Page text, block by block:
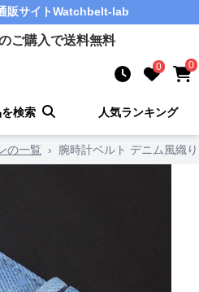
販サイトWatchbelt-lab
ご購入で送料無料
0 0
検索 人気ランキング
の一覧 › 腕時計ベルト デニム風織